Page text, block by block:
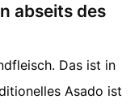
abseits des
Das ist in
Asado ist